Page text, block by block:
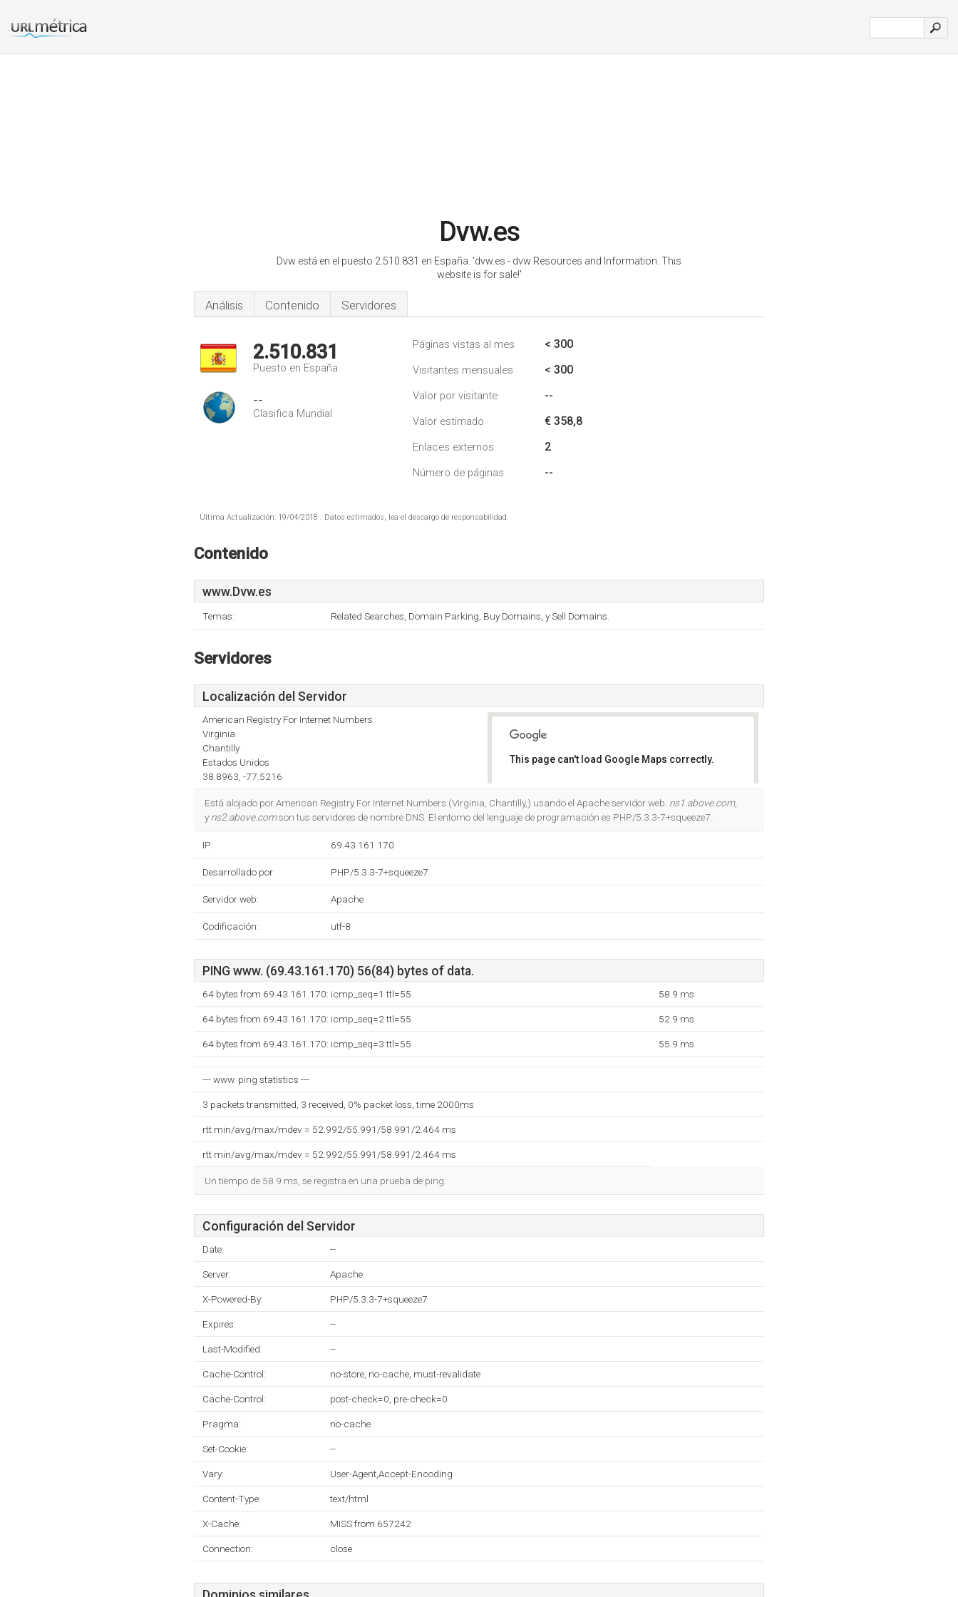
Dvw.es
Dvw está en el puesto 2.510.831 en España. 'dvw.es - dvw Resources and Information. This
website is for sale!'
Análisis Contenido Servidores
2.510.831
Puesto en España
--
Clasifica Mundial
Páginas vistas al mes < 300
Visitantes mensuales < 300
Valor por visitante --
Valor estimado € 358,8
Enlaces externos 2
Número de páginas --
Última Actualización: 19/04/2018 . Datos estimados, lea el descargo de responsabilidad.
Contenido
www.Dvw.es
Temas: Related Searches, Domain Parking, Buy Domains, y Sell Domains.
Servidores
Localización del Servidor
American Registry For Internet Numbers
Virginia
Chantilly
Estados Unidos
38.8963, -77.5216
This page can't load Google Maps correctly.
Está alojado por American Registry For Internet Numbers (Virginia, Chantilly,) usando el Apache servidor web. ns1.above.com,
y ns2.above.comson tus servidores de nombre DNS. El entorno del lenguaje de programación es PHP/5.3.3-7+squeeze7.
IP: 69.43.161.170
Desarrollado por: PHP/5.3.3-7+squeeze7
Servidor web: Apache
Codificación: utf-8
PING www. (69.43.161.170) 56(84) bytes of data.
64 bytes from 69.43.161.170: icmp_seq=1 ttl=55 58.9 ms
64 bytes from 69.43.161.170: icmp_seq=2 ttl=55 52.9 ms
64 bytes from 69.43.161.170: icmp_seq=3 ttl=55 55.9 ms
--- www. ping statistics ---
3 packets transmitted, 3 received, 0% packet loss, time 2000ms
rtt min/avg/max/mdev = 52.992/55.991/58.991/2.464 ms
rtt min/avg/max/mdev = 52.992/55.991/58.991/2.464 ms
Un tiempo de 58.9 ms, se registra en una prueba de ping.
Configuración del Servidor
Date: --
Server: Apache
X-Powered-By: PHP/5.3.3-7+squeeze7
Expires: --
Last-Modified: --
Cache-Control: no-store, no-cache, must-revalidate
Cache-Control: post-check=0, pre-check=0
Pragma: no-cache
Set-Cookie: --
Vary: User-Agent,Accept-Encoding
Content-Type: text/html
X-Cache: MISS from 657242
Connection: close